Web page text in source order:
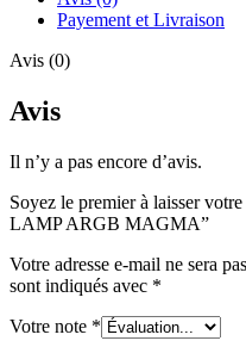
Payement et Livraison
Avis (0)
Avis
Il n’y a pas encore d’avis.
Soyez le premier à laisser
LAMP ARGB MAGMA”
Votre adresse e-mail ne sera
sont indiqués avec *
Votre note *